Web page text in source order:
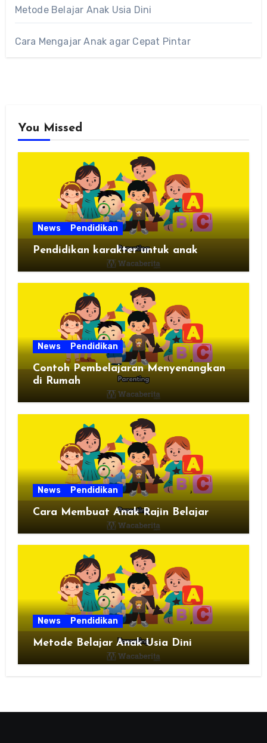
Metode Belajar Anak Usia Dini
Cara Mengajar Anak agar Cepat Pintar
You Missed
News Pendidikan
Pendidikan karakter untuk anak
News Pendidikan
Contoh Pembelajaran Menyenangkan
di Rumah
News Pendidikan
Cara Membuat Anak Rajin Belajar
News Pendidikan
Metode Belajar Anak Usia Dini